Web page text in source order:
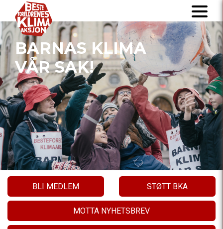
BARNAS KLIMA
VÅR SAK!
BLI MEDLEM STØTT BKA
MOTTA NYHETSBREV